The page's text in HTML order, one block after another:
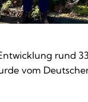
rund
vom